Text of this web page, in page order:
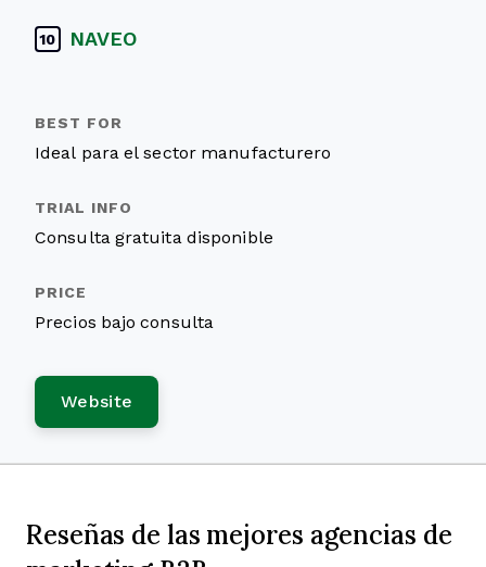
10 NAVEO
Ideal para el sector manufacturero
Consulta gratuita disponible
Precios bajo consulta
Website
Reseñas de las mejores agencias de